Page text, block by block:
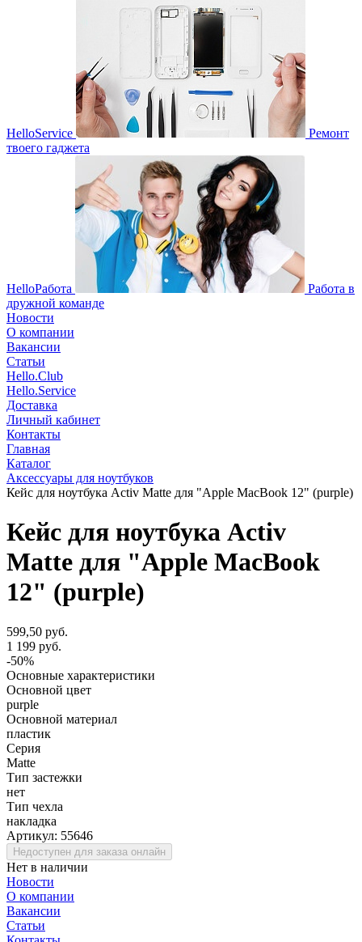
HelloService
Ремонт
твоего гаджета
HelloРабота
Работа в
дружной команде
Новости
О компании
Вакансии
Статьи
Hello.Club
Hello.Service
Доставка
Личный кабинет
Контакты
Главная
Каталог
Аксессуары для ноутбуков
Кейс для ноутбука Activ Matte для "Apple MacBook 12" (purple)
Кейс для ноутбука Activ
Matte для "Apple MacBook
12" (purple)
599,50 руб.
1 199 руб.
-50%
Основные характеристики
Основной цвет
purple
Основной материал
пластик
Серия
Matte
Тип застежки
нет
Тип чехла
накладка
Артикул: 55646
Недоступен для заказа онлайн
Нет в наличии
Новости
О компании
Вакансии
Статьи